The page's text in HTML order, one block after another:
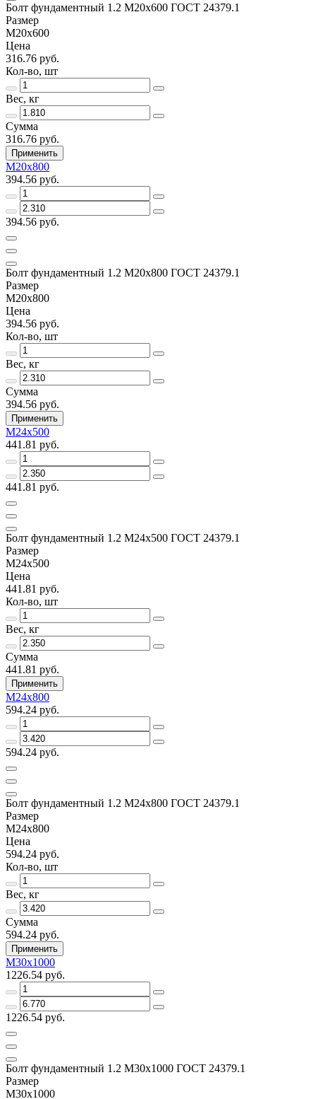
Болт фундаментный 1.2 М20х600 ГОСТ 24379.1
Размер
М20х600
Цена
316.76 руб.
Кол-во, шт
Вес, кг
Сумма
316.76 руб.
Применить
М20х800
394.56 руб.
394.56 руб.
Болт фундаментный 1.2 М20х800 ГОСТ 24379.1
Размер
М20х800
Цена
394.56 руб.
Кол-во, шт
Вес, кг
Сумма
394.56 руб.
Применить
М24х500
441.81 руб.
441.81 руб.
Болт фундаментный 1.2 М24х500 ГОСТ 24379.1
Размер
М24х500
Цена
441.81 руб.
Кол-во, шт
Вес, кг
Сумма
441.81 руб.
Применить
М24х800
594.24 руб.
594.24 руб.
Болт фундаментный 1.2 М24х800 ГОСТ 24379.1
Размер
М24х800
Цена
594.24 руб.
Кол-во, шт
Вес, кг
Сумма
594.24 руб.
Применить
М30х1000
1226.54 руб.
1226.54 руб.
Болт фундаментный 1.2 М30х1000 ГОСТ 24379.1
Размер
М30х1000